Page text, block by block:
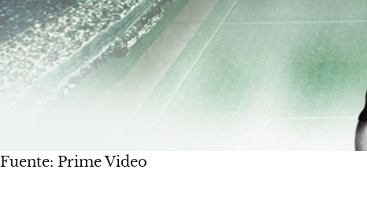
Fuente: Prime Video